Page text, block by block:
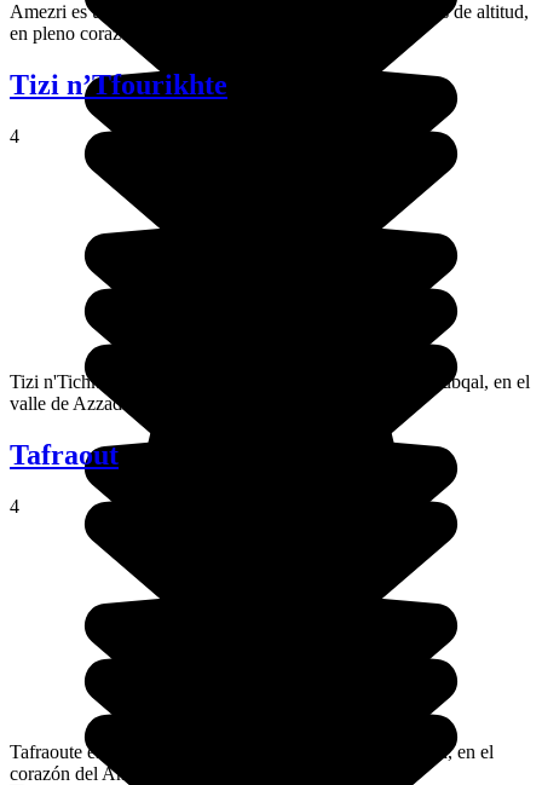
Amezri es un pueblo del Alto Atlas situado a 2250 metros de altitud,
en pleno corazón del macizo del M’Goun.
Tizi n’Tfourikhte
4
Tizi n'Tichka (2 100 metros) es un puerto de altitud del Tubqal, en el
valle de Azzaden en el alto Atlas.
Tafraout
4
Tafraoute es una ciudad enclavada en el valle de Ammeln, en el
corazón del Anti-Atlas.